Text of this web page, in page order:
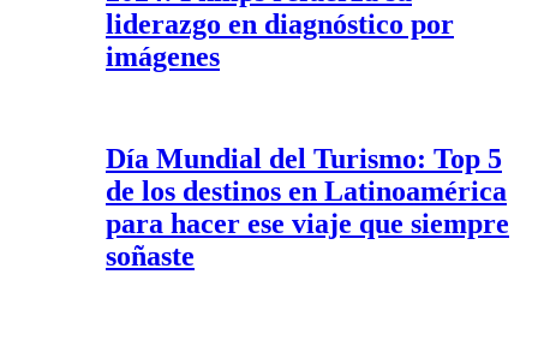
liderazgo en diagnóstico por
imágenes
Día Mundial del Turismo: Top 5
de los destinos en Latinoamérica
para hacer ese viaje que siempre
soñaste